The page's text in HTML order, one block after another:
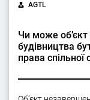
AGTL
Чи може
будівництва
права спільної